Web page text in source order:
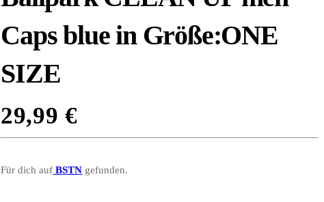
Caps blue in Größe:ONE
SIZE
29,99 €
Für dich auf BSTN gefunden.